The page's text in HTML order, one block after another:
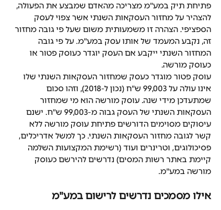
פתיחת תיק במע"מ מצריכה מהאדם שמבצע את הפעולה,
להצהיר על מחזור העסקאות השנתי אשר צפוי לעסק
הספציפי. הצהרה זו משמעותית משום שעל פי גובה מחזור
זה, נקבע המעמד של אותו עסק במע"מ. על פי גובה
המחזור השנתי ייקבע אם העסק יוגדר כעוסק פטור או
כעוסק מורשה.
עוסק פטור מוגדר כעסק שמחזור העסקאות השנתי שלו
אינו עולה על 99,003 ש"ח (נכון ל-2018), וזהו סכום
שמתעדכן מידי שנה. עוסק מורשה הוא מי שמחזור
העסקאות השנתי של העסק גבוה מ-99,003 ש"ח. ישנם
עיסוקים מסוימים הדורשים פתיחת עוסק מורשה ללא
קשר לגובה מחזור העסקאות השנתי. כך למשל אדריכלים,
פסיכולוגים, וטרינרים ועוד (רשימת המקצועות השלמה
קיימת באתר רשות המסים) נדרשים להירשם כעוסק
מורשה במע"מ.
אילו מסמכים נדרשים לרישום במע"מ